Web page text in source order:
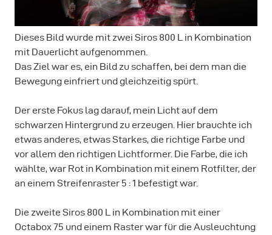
Dieses Bild wurde mit zwei Siros 800 L in Kombination
mit Dauerlicht aufgenommen.
Das Ziel war es, ein Bild zu schaffen, bei dem man die
Bewegung einfriert und gleichzeitig spürt.
Der erste Fokus lag darauf, mein Licht auf dem
schwarzen Hintergrund zu erzeugen. Hier brauchte ich
etwas anderes, etwas Starkes, die richtige Farbe und
vor allem den richtigen Lichtformer. Die Farbe, die ich
wählte, war Rot in Kombination mit einem Rotfilter, der
an einem Streifenraster 5 : 1 befestigt war.
Die zweite Siros 800 L in Kombination mit einer
Octabox 75 und einem Raster war für die Ausleuchtung